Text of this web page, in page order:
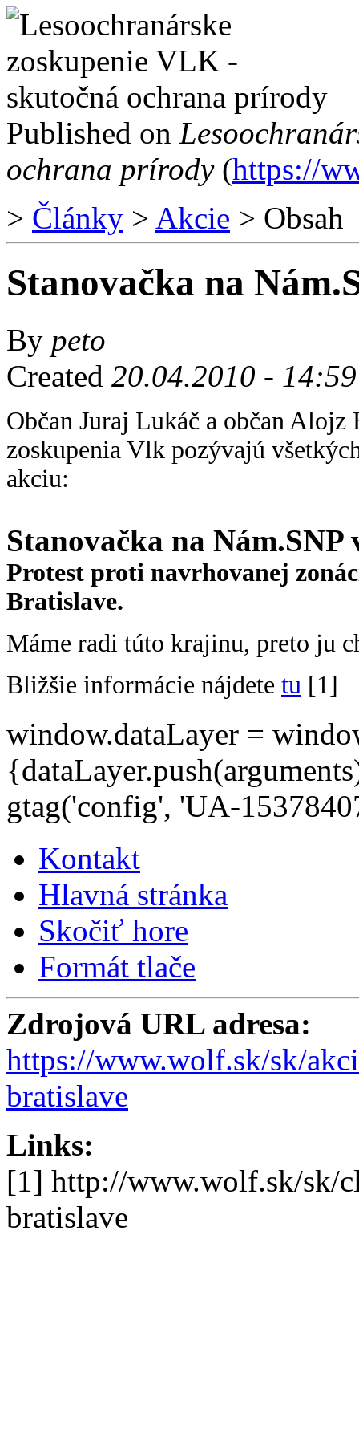
Published on
ochrana prírody(https://
> Články > Akcie > Obsah
Stanovačka na
By peto
Created 20.04.2010 - 14:59
Občan Juraj Lukáč a občan Alojz
zoskupenia Vlk pozývajú
akciu:
Stanovačka na
Protest proti navrhovanej
Bratislave.
Máme radi túto krajinu, preto ju
Bližšie informácie nájdete tu [1]
window.dataLayer =
gtag('config', 'UA-
Kontakt
Hlavná stránka
Skočiť hore
Formát tlače
Zdrojová URL adresa:
https://www.wolf.sk/sk/
bratislave
Links:
[1] http://www.wolf.sk/sk/
bratislave